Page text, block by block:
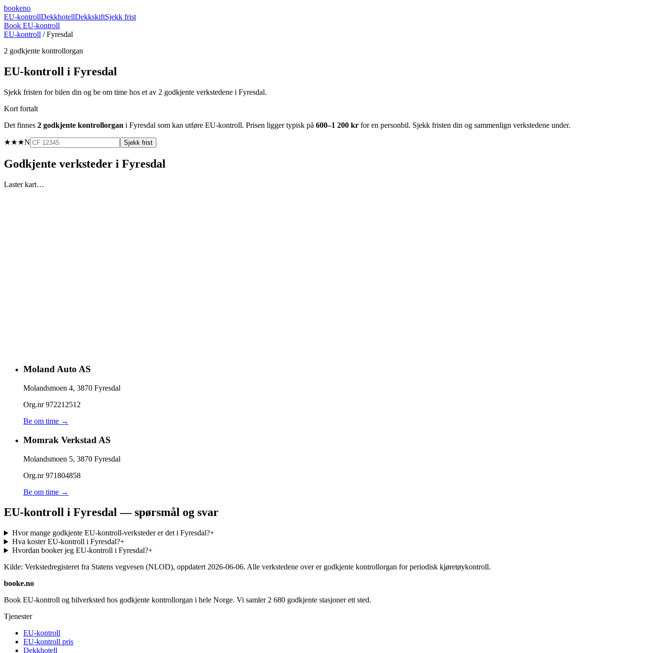
bookeno
EU-kontrollDekkhotellDekkskiftSjekk frist
Book EU-kontroll
EU-kontroll /Fyresdal
2 godkjente kontrollorgan
EU-kontroll i Fyresdal
Sjekk fristen for bilen din og be om time hos et av 2 godkjente verkstedene i Fyresdal.
Kort fortalt
Det finnes 2 godkjente kontrollorgan i Fyresdal som kan utføre EU-kontroll. Prisen ligger typisk på 600–1 200 kr for en personbil. Sjekk fristen din og sammenlign verkstedene under.
★★★N Sjekk frist
Godkjente verksteder i Fyresdal
Laster kart…
Moland Auto AS
Molandsmoen 4, 3870 Fyresdal
Org.nr972212512
Be om time →
Momrak Verkstad AS
Molandsmoen 5, 3870 Fyresdal
Org.nr971804858
Be om time →
EU-kontroll i Fyresdal — spørsmål og svar
Hvor mange godkjente EU-kontroll-verksteder er det i Fyresdal?+
Hva koster EU-kontroll i Fyresdal?+
Hvordan booker jeg EU-kontroll i Fyresdal?+
Kilde: Verkstedregisteret fra Statens vegvesen (NLOD), oppdatert 2026-06-06. Alle verkstedene over er godkjente kontrollorgan for periodisk kjøretøykontroll.
booke.no
Book EU-kontroll og bilverksted hos godkjente kontrollorgan i hele Norge. Vi samler 2 680 godkjente stasjoner ett sted.
Tjenester
EU-kontroll
EU-kontroll pris
Dekkhotell